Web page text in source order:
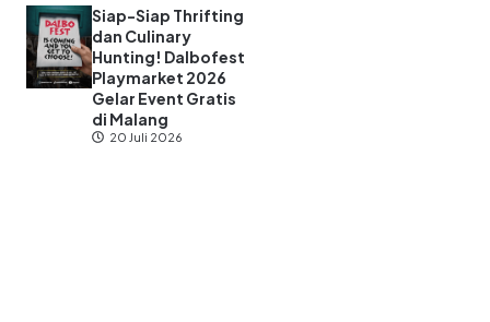
Siap-Siap Thrifting
dan Culinary
Hunting! Dalbofest
Playmarket 2026
Gelar Event Gratis
di Malang
20 Juli 2026